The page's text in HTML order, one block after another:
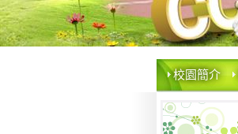
校園簡介